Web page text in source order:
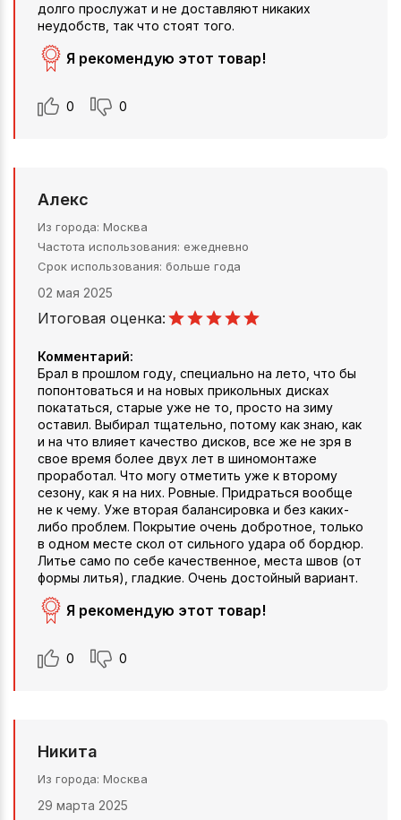
долго прослужат и не доставляют никаких
неудобств, так что стоят того.
Я рекомендую этот товар!
0 0
Алекс
Из города Москва
Частота использования ежедневно
Срок использования больше года
02 мая 2025
Итоговая оценка:
Комментарий:
Брал в прошлом году, специально на лето, что бы
попонтоваться и на новых прикольных дисках
покататься, старые уже не то, просто на зиму
оставил. Выбирал тщательно, потому как знаю, как
и на что влияет качество дисков, все же не зря в
свое время более двух лет в шиномонтаже
проработал. Что могу отметить уже к второму
сезону, как я на них. Ровные. Придраться вообще
не к чему. Уже вторая балансировка и без каких-
либо проблем. Покрытие очень добротное, только
в одном месте скол от сильного удара об бордюр.
Литье само по себе качественное, места швов (от
формы литья), гладкие. Очень достойный вариант.
Я рекомендую этот товар!
0 0
Никита
Из города Москва
29 марта 2025